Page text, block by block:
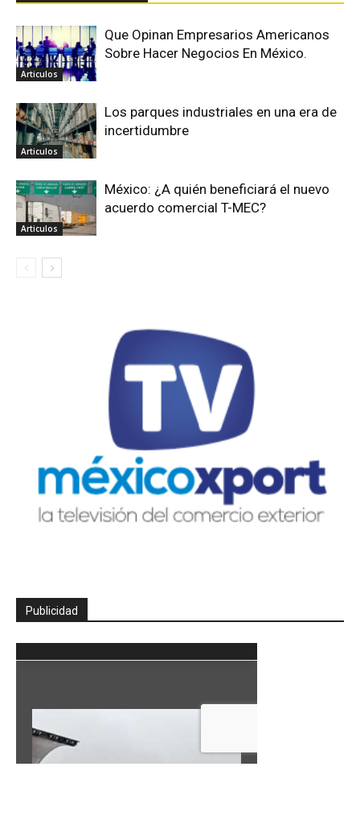
Articulos
Que Opinan Empresarios Americanos
Sobre Hacer Negocios En México.
Articulos
Los parques industriales en una era de
incertidumbre
Articulos
México: ¿A quién beneficiará el nuevo
acuerdo comercial T-MEC?
Publicidad